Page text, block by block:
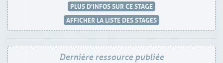
PLUS D'INFOS SUR CE STAGE
AFFICHER LA LISTE DES STAGES
Dernière ressource publiée